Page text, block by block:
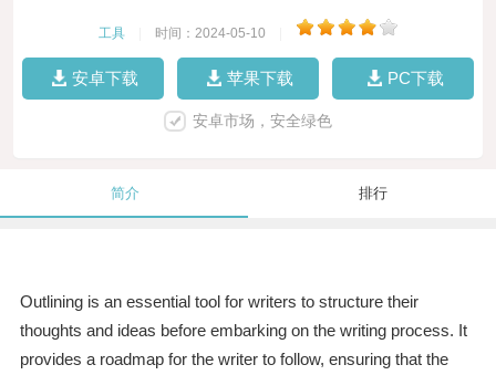
工具 时间：2024-05-10
安卓下载 苹果下载 PC下载
安卓市场，安全绿色
简介 排行
Outlining is an essential tool for writers to structure their
thoughts and ideas before embarking on the writing process. It
provides a roadmap for the writer to follow, ensuring that the